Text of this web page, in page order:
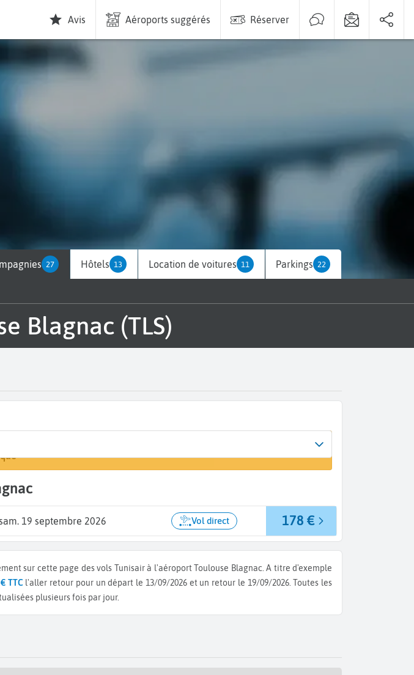
Avis Aéroports suggérés Réserver
27 Hôtels 13 Location de voitures 11 Parkings 22
Blagnac (TLS)
A...
19 septembre 2026 Vol direct 178 €
sur cette page des vols Tunisair à l'aéroport Toulouse Blagnac.A titre d'exemple
TTC l'aller retour pour un départ le 13/09/2026 et un retour le 19/09/2026.Toutes les
plusieurs fois par jour.